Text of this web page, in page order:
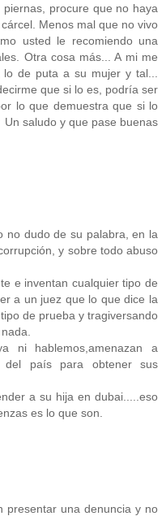
procure que no haya
Menos mal que no vivo
usted le recomiendo una
Otra cosa más... A mi me
de puta a su mujer y tal...
que si lo es, podría ser
lo que demuestra que si lo
saludo y que pase buenas
no dudo de su palabra, en la
y sobre todo abuso
e inventan cualquier tipo de
a un juez que lo que dice la
de prueba y tragiversando
ni hablemos,amenazan a
del país para obtener sus
a su hija en dubai.....eso
es lo que son.
presentar una denuncia y no